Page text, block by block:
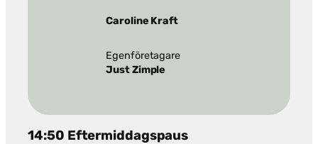
Caroline Kraft
Egenföretagare
Just Zimple
14:50 Eftermiddagspaus